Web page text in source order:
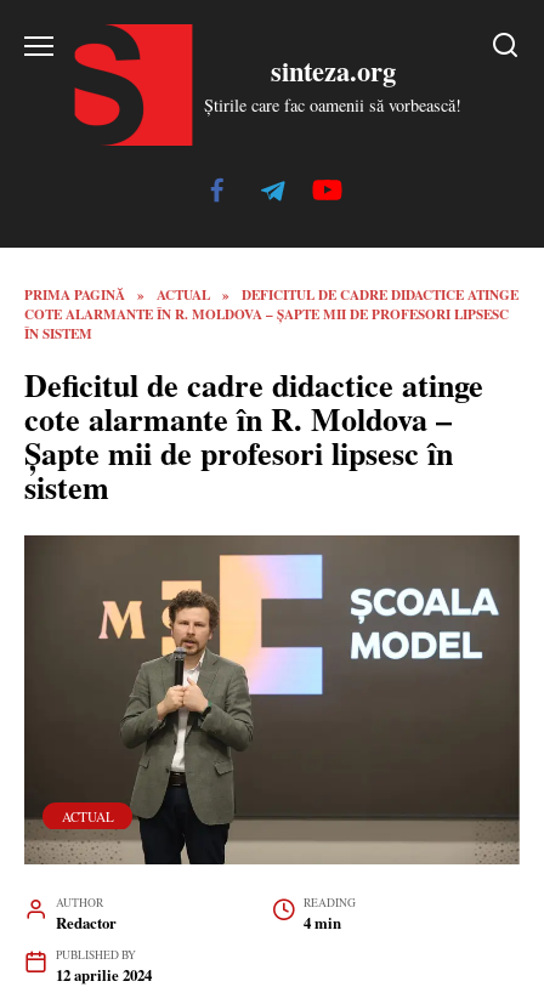
sinteza.org
Știrile care fac oamenii să vorbească!
PRIMA PAGINĂ » ACTUAL »
DEFICITUL DE CADRE DIDACTICE ATINGE
COTE ALARMANTE ÎN R. MOLDOVA – ȘAPTE MII DE PROFESORI LIPSESC
ÎN SISTEM
Deficitul de cadre didactice atinge
cote alarmante în R. Moldova –
Șapte mii de profesori lipsesc în
sistem
ACTUAL
AUTHOR
Redactor
READING
4 min
PUBLISHED BY
12 aprilie 2024